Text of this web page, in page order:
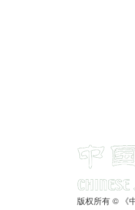
版权所有 © 《